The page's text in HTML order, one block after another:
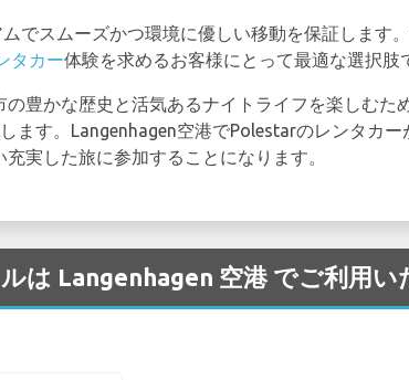
でスムーズかつ環境に優しい移動を保証します
タカー体験を求めるお客様にとって最適な選択肢
豊かな歴史と活気あるナイトライフを楽しむた
ます。Langenhagen空港でPolestarのレンタカー
実した旅に参加することになります。
は Langenhagen 空港 でご利用い